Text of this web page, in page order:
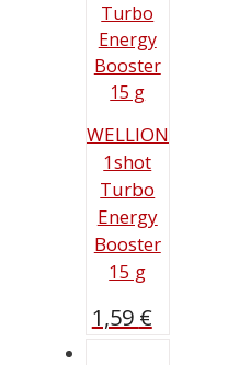
WELLION
1shot
Turbo
Energy
Booster
15 g
1,59 €